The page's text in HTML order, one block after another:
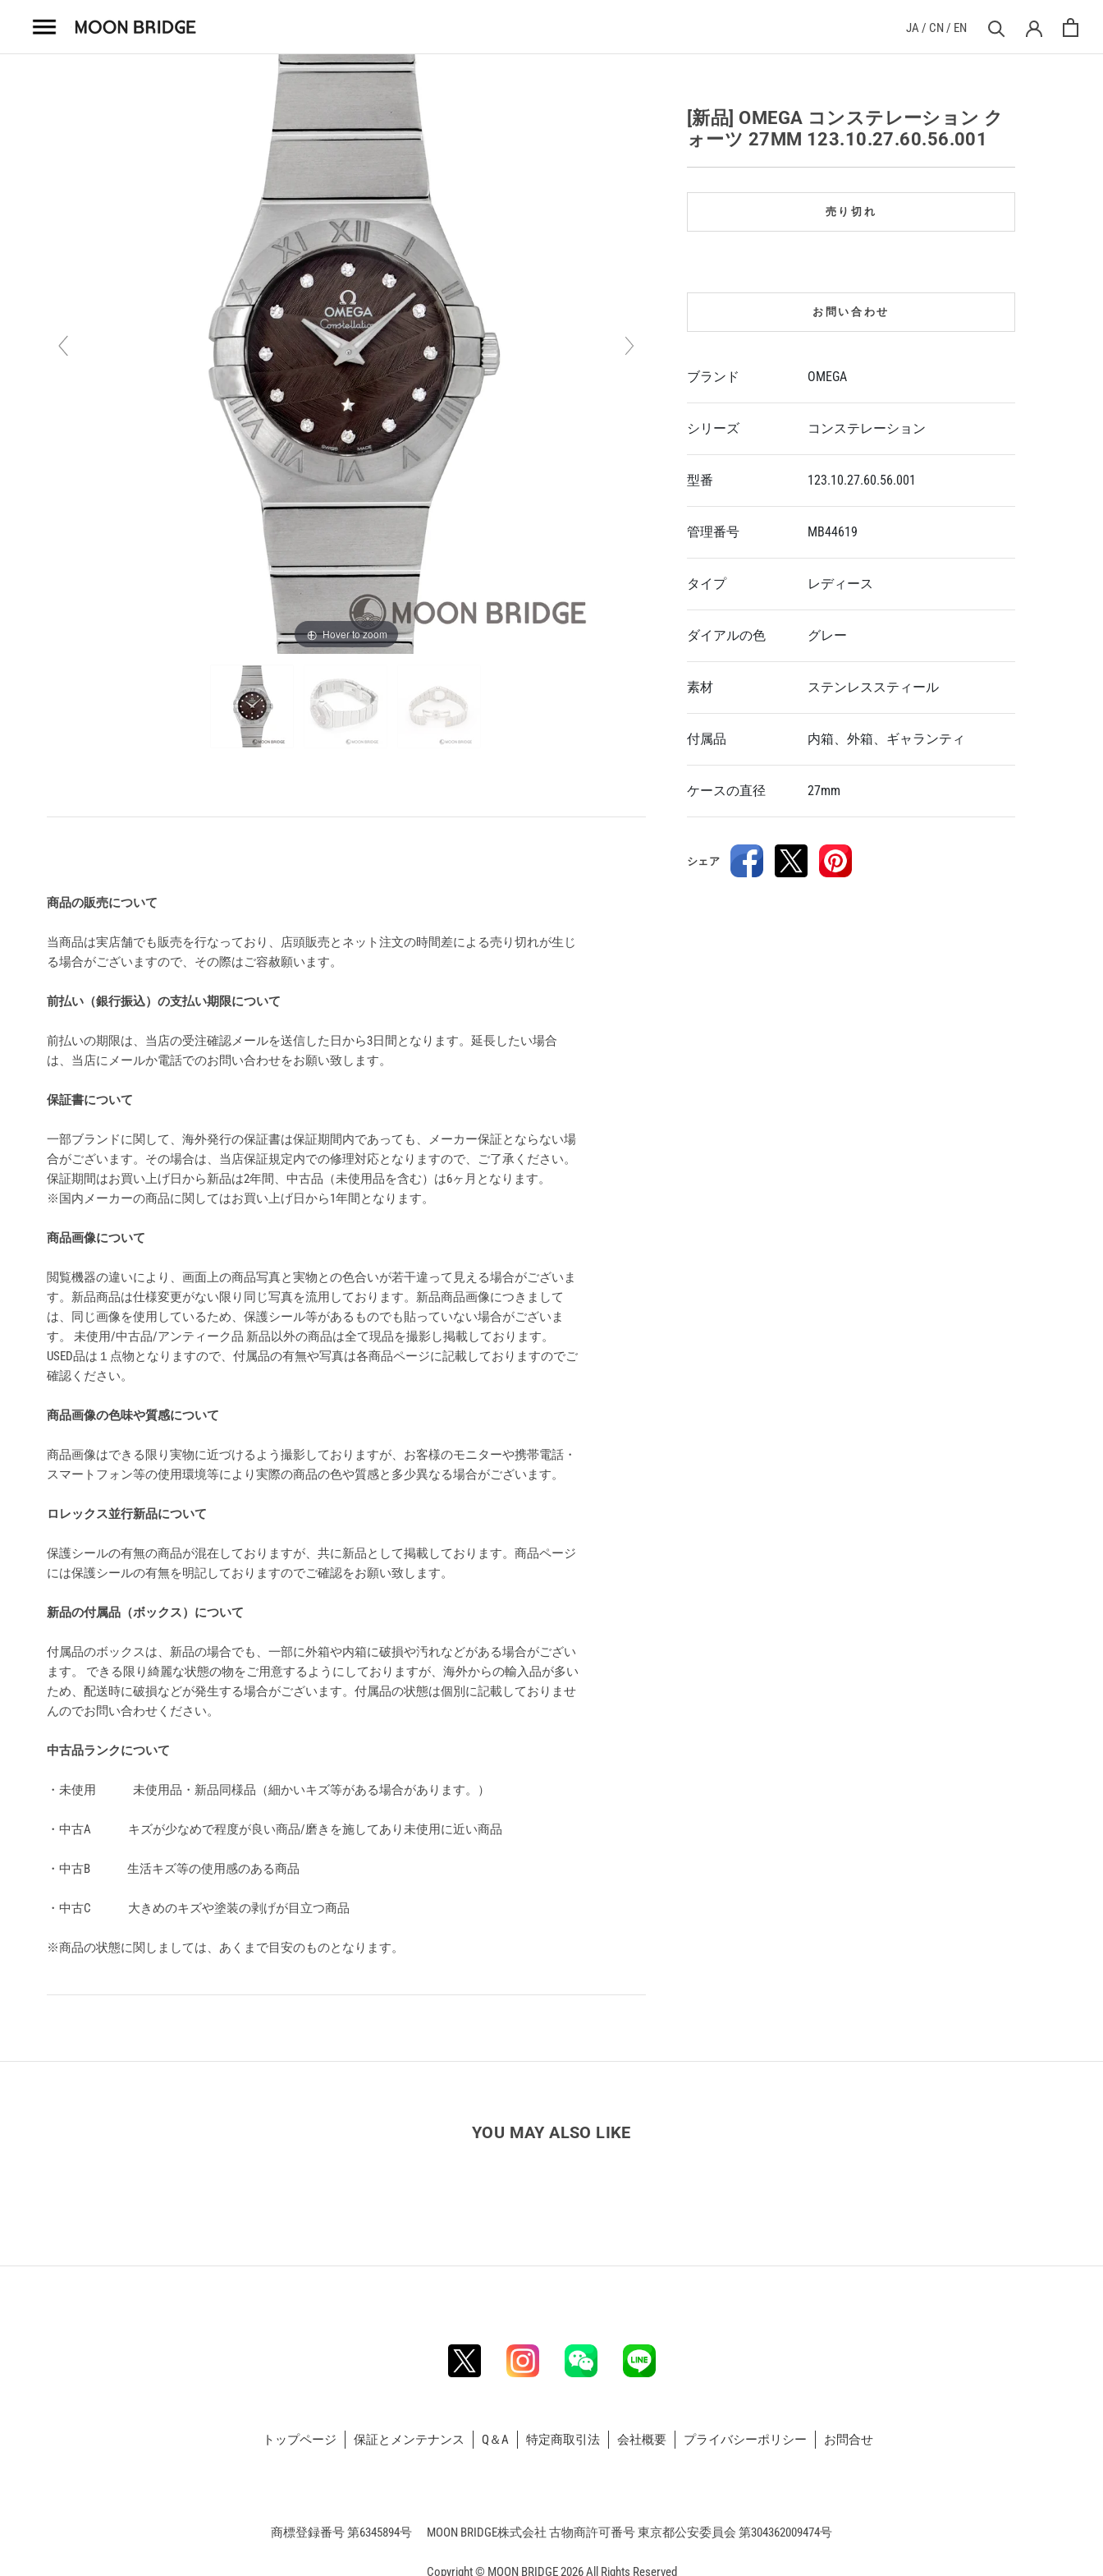
JA/ CN/ EN
Hover to zoom
[新品] OMEGA コンステレーション ク
ォーツ 27MM 123.10.27.60.56.001
売り切れ
お問い合わせ
ブランド OMEGA
シリーズ コンステレーション
型番 123.10.27.60.56.001
管理番号 MB44619
タイプ レディース
ダイアルの色 グレー
素材 ステンレススティール
付属品 内箱、外箱、ギャランティ
ケースの直径 27mm
シェア
商品の販売について
当商品は実店舗でも販売を行なっており、店頭販売とネット注文の時間差による売り切れが生じ
る場合がございますので、その際はご容赦願います。
前払い（銀行振込）の支払い期限について
前払いの期限は、当店の受注確認メールを送信した日から3日間となります。延長したい場合
は、当店にメールか電話でのお問い合わせをお願い致します。
保証書について
一部ブランドに関して、海外発行の保証書は保証期間内であっても、メーカー保証とならない場
合がございます。その場合は、当店保証規定内での修理対応となりますので、ご了承ください。
保証期間はお買い上げ日から新品は2年間、中古品（未使用品を含む）は6ヶ月となります。
※国内メーカーの商品に関してはお買い上げ日から1年間となります。
商品画像について
閲覧機器の違いにより、画面上の商品写真と実物との色合いが若干違って見える場合がございま
す。新品商品は仕様変更がない限り同じ写真を流用しております。新品商品画像につきまして
は、同じ画像を使用しているため、保護シール等があるものでも貼っていない場合がございま
す。 未使用/中古品/アンティーク品 新品以外の商品は全て現品を撮影し掲載しております。
USED品は１点物となりますので、付属品の有無や写真は各商品ページに記載しておりますのでご
確認ください。
商品画像の色味や質感について
商品画像はできる限り実物に近づけるよう撮影しておりますが、お客様のモニターや携帯電話・
スマートフォン等の使用環境等により実際の商品の色や質感と多少異なる場合がございます。
ロレックス並行新品について
保護シールの有無の商品が混在しておりますが、共に新品として掲載しております。商品ページ
には保護シールの有無を明記しておりますのでご確認をお願い致します。
新品の付属品（ボックス）について
付属品のボックスは、新品の場合でも、一部に外箱や内箱に破損や汚れなどがある場合がござい
ます。 できる限り綺麗な状態の物をご用意するようにしておりますが、海外からの輸入品が多い
ため、配送時に破損などが発生する場合がございます。付属品の状態は個別に記載しておりませ
んのでお問い合わせください。
中古品ランクについて
・未使用 未使用品・新品同様品（細かいキズ等がある場合があります。）
・中古A キズが少なめで程度が良い商品/磨きを施してあり未使用に近い商品
・中古B 生活キズ等の使用感のある商品
・中古C 大きめのキズや塗装の剥げが目立つ商品
※商品の状態に関しましては、あくまで目安のものとなります。
YOU MAY ALSO LIKE
トップページ 保証とメンテナンス Q＆A 特定商取引法 会社概要 プライバシーポリシー お問合せ
商標登録番号 第6345894号 MOON BRIDGE株式会社 古物商許可番号 東京都公安委員会 第304362009474号
Copyright © MOON BRIDGE 2026 All Rights Reserved